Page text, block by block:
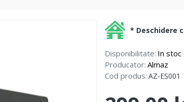
Disponibilitate: In stoc
Producator: Almaz
Cod produs: AZ-ES001
* Deschidere